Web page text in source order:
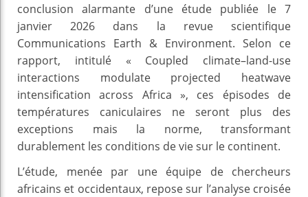
conclusion alarmante d’une étude publiée le 7
janvier 2026 dans la revue scientifique
Communications Earth & Environment. Selon ce
rapport, intitulé « Coupled climate–land-use
interactions modulate projected heatwave
intensification across Africa », ces épisodes de
températures caniculaires ne seront plus des
exceptions mais la norme, transformant
durablement les conditions de vie sur le continent.
L’étude, menée par une équipe de chercheurs
africains et occidentaux, repose sur l’analyse croisée